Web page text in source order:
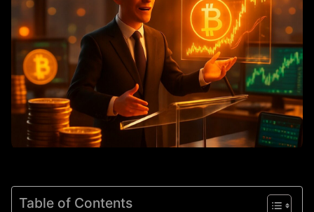
Table of Contents